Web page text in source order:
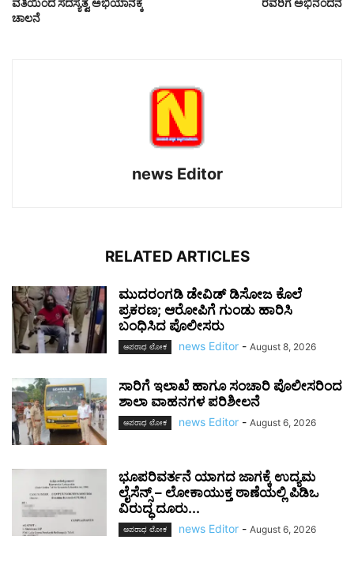
ಚಾಲನೆ
news Editor
RELATED ARTICLES
ಮುದರಂಗಡಿ ಡೇವಿಡ್ ಡಿಸೋಜ ಕೊಲೆ
ಪ್ರಕರಣ; ಆರೋಪಿಗೆ ಗುಂಡು ಹಾರಿಸಿ
ಬಂಧಿಸಿದ ಪೊಲೀಸರು
ಅಪರಾಧ ಲೋಕ news Editor - August 8, 2026
ಸಾರಿಗೆ ಇಲಾಖೆ ಹಾಗೂ ಸಂಚಾರಿ ಪೊಲೀಸರಿಂದ
ಶಾಲಾ ವಾಹನಗಳ ಪರಿಶೀಲನೆ
ಅಪರಾಧ ಲೋಕ news Editor - August 6, 2026
ಭೂಪರಿವರ್ತನೆ ಯಾಗದ ಜಾಗಕ್ಕೆ ಉದ್ಯಮ
ಲೈಸೆನ್ಸ್ – ಲೋಕಾಯುಕ್ತ ಠಾಣೆಯಲ್ಲಿ ಪಿಡಿಒ
ವಿರುದ್ಧ ದೂರು...
ಅಪರಾಧ ಲೋಕ news Editor - August 6, 2026